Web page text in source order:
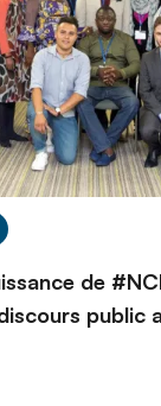
de
public